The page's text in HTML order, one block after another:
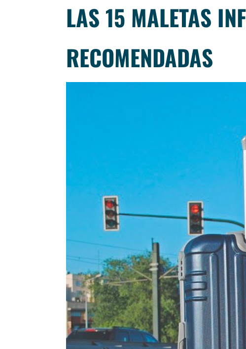
LAS 15 MALETAS
RECOMENDADAS